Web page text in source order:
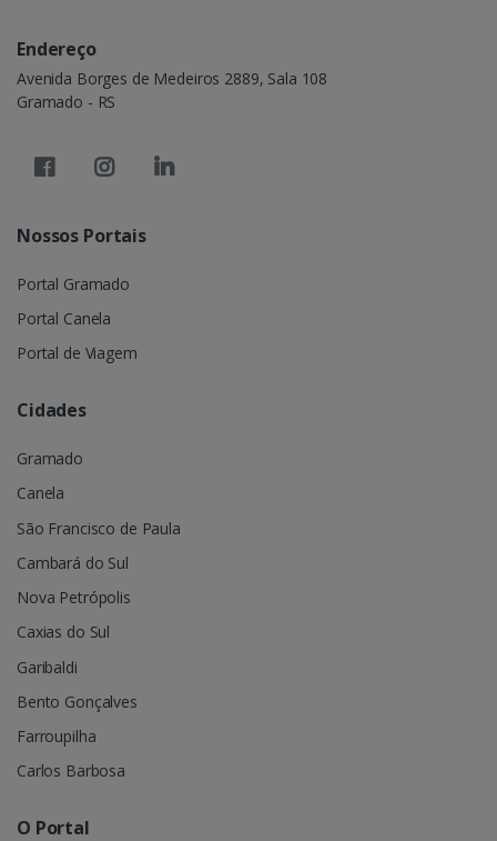
Endereço
Avenida Borges de Medeiros 2889, Sala 108
Gramado - RS
Nossos Portais
Portal Gramado
Portal Canela
Portal de Viagem
Cidades
Gramado
Canela
São Francisco de Paula
Cambará do Sul
Nova Petrópolis
Caxias do Sul
Garibaldi
Bento Gonçalves
Farroupilha
Carlos Barbosa
O Portal